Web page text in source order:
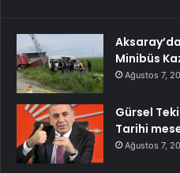
Minibüs
Ağustos 7,
Gürsel
Tarihi
Ağustos 7,